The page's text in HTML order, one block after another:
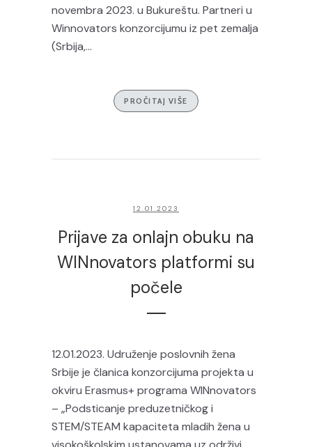
novembra 2023. u Bukureštu. Partneri u
Winnovators konzorcijumu iz pet zemalja
(Srbija,...
PROČITAJ VIŠE
12.01.2023
Prijave za onlajn obuku na
WINnovators platformi su
počele
12.01.2023. Udruženje poslovnih žena
Srbije je članica konzorcijuma projekta u
okviru Erasmus+ programa WINnovators
– „Podsticanje preduzetničkog i
STEM/STEAM kapaciteta mladih žena u